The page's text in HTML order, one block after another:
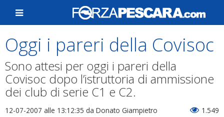
Oggi i pareri della Covisoc
Sono attesi per oggi i pareri della
Covisoc dopo l’istruttoria di ammissione
dei club di serie C1 e C2.
12-07-2007 alle 13:12:35 da Donato Giampietro 1.549